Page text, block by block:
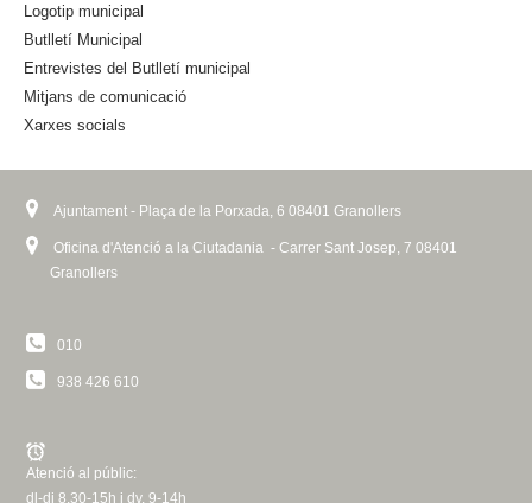
e
r
n
a
Logotip municipal
Butlletí Municipal
Entrevistes del Butlletí municipal
Mitjans de comunicació
Xarxes socials
Ajuntament - Plaça de la Porxada, 6 08401 Granollers
Oficina d'Atenció a la Ciutadania - Carrer Sant Josep, 7 08401
Granollers
010
938 426 610
Atenció al públic:
dl-dj 8.30-15h i dv. 9-14h